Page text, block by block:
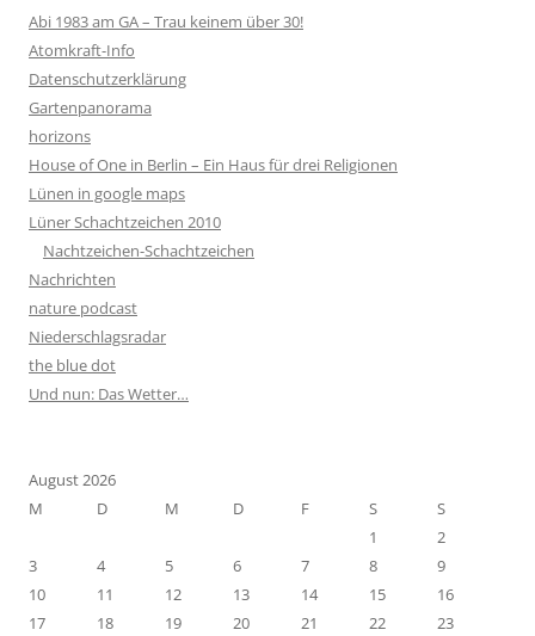
Abi 1983 am GA – Trau keinem über 30!
Atomkraft-Info
Datenschutzerklärung
Gartenpanorama
horizons
House of One in Berlin – Ein Haus für drei Religionen
Lünen in google maps
Lüner Schachtzeichen 2010
Nachtzeichen-Schachtzeichen
Nachrichten
nature podcast
Niederschlagsradar
the blue dot
Und nun: Das Wetter…
August 2026
M
D M D F S
S
1
2
3
4 5 6 7 8
9
10
11 12 13 14 15
16
17
18 19 20 21 22
23